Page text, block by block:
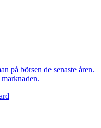
på börsen de senaste åren.